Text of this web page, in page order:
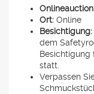
Onlineauction
Ort: Online
Besichtigung:
dem
Besichtigung
statt.
Verpassen